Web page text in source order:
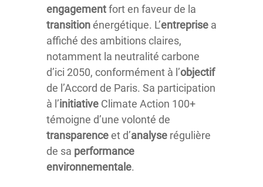
engagementfort en faveur de la
transitionénergétique. L’entreprise a
affiché des ambitions claires,
notamment la neutralité carbone
d’ici 2050, conformément à l’objectif
de l’Accord de Paris. Sa participation
à l’initiative Climate Action 100+
témoigne d’une volonté de
transparenceet d’analyse régulière
de sa performance
environnementale.